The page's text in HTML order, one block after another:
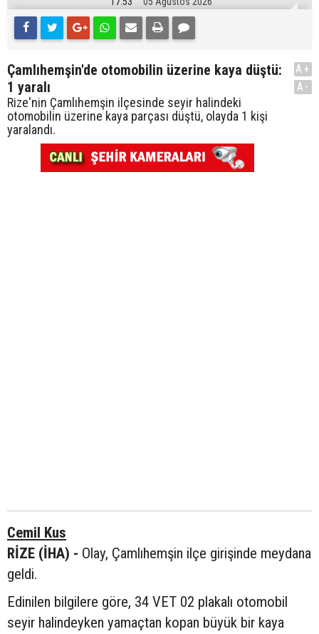
Çamlıhemşin'de otomobilin üzerine kaya düştü:
1 yaralı
Rize'nin Çamlıhemşin ilçesinde seyir halindeki
otomobilin üzerine kaya parçası düştü, olayda 1 kişi
yaralandı.
A+
A-
Cemil Kus
RİZE (İHA) - Olay, Çamlıhemşin ilçe girişinde meydana
geldi.
Edinilen bilgilere göre, 34 VET 02 plakalı otomobil
seyir halindeyken yamaçtan kopan büyük bir kaya